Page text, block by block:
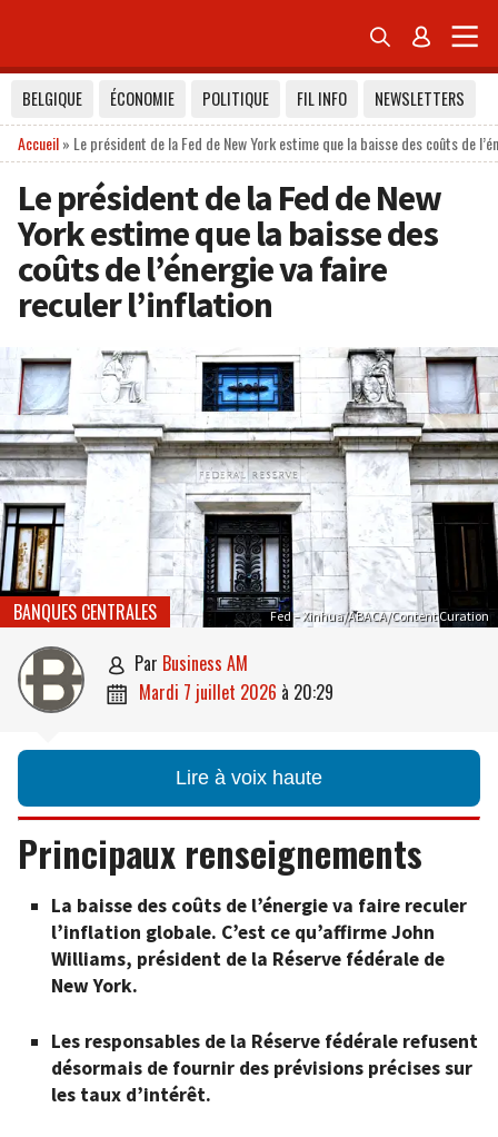
 
BELGIQUE ÉCONOMIE POLITIQUE FIL INFO
NEWSLETTERS
Accueil» Le président de la Fed de New York estime que la baisse des coûts de
Le président de la Fed de New
York estime que la baisse des
coûts de l’énergie va faire
reculer l’inflation
Fed – Xinhua/ABACA/Content Curation
BANQUES CENTRALES
 par Business AM
 mardi 7 juillet 2026 à 20:29
Lire à voix haute
Principaux renseignements
La baisse des coûts de l’énergie va faire reculer
l’inflation globale. C’est ce qu’affirme John
Williams, président de la Réserve fédérale de
New York.
Les responsables de la Réserve fédérale refusent
désormais de fournir des prévisions précises sur
les taux d’intérêt.